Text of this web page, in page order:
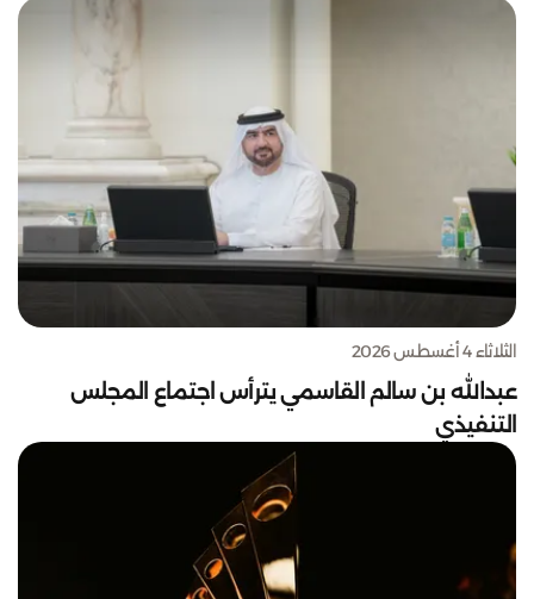
الثلاثاء 4 أغسطس 2026
عبدالله بن سالم القاسمي يترأس اجتماع المجلس
التنفيذي